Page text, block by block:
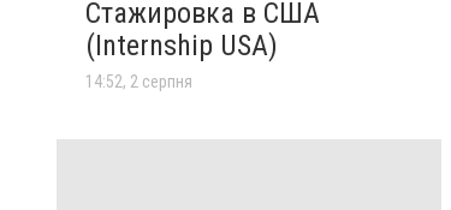
Стажировка в США
(Internship USA)
14:52, 2 серпня